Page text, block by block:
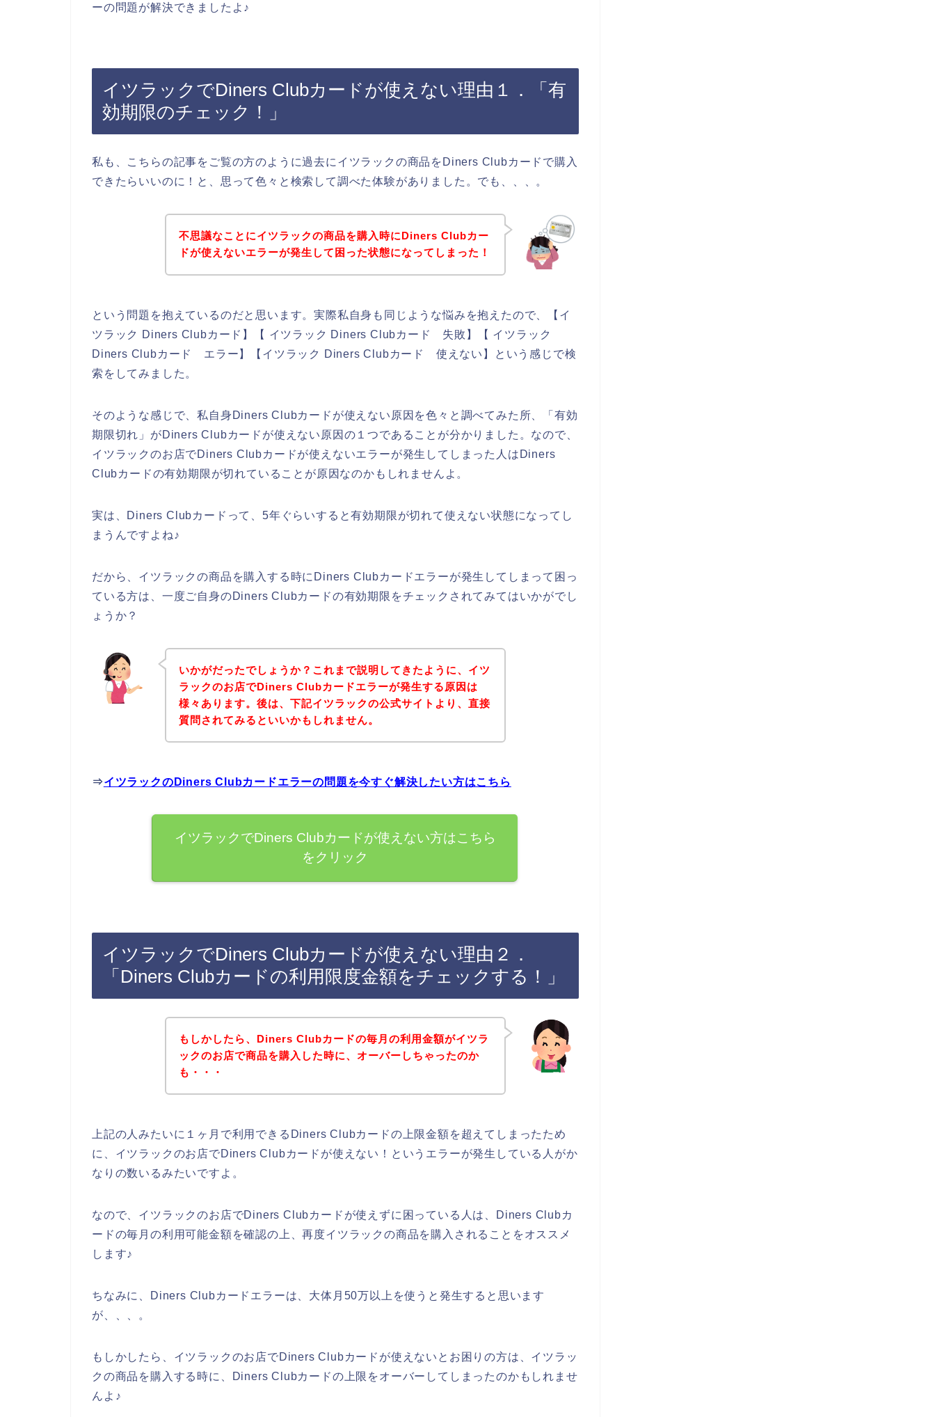
ーの問題が解決できましたよ♪
イツラックでDiners Clubカードが使えない理由１．「有
効期限のチェック！」
私も、こちらの記事をご覧の方のように過去にイツラックの商品をDiners Clubカードで購入
できたらいいのに！と、思って色々と検索して調べた体験がありました。でも、、、。
不思議なことにイツラックの商品を購入時にDiners Clubカー
ドが使えないエラーが発生して困った状態になってしまった！
という問題を抱えているのだと思います。実際私自身も同じような悩みを抱えたので、【イ
ツラック Diners Clubカード】【 イツラック Diners Clubカード 失敗】【 イツラック
Diners Clubカード エラー】【イツラック Diners Clubカード 使えない】という感じで検
索をしてみました。
そのような感じで、私自身Diners Clubカードが使えない原因を色々と調べてみた所、「有効
期限切れ」がDiners Clubカードが使えない原因の１つであることが分かりました。なので、
イツラックのお店でDiners Clubカードが使えないエラーが発生してしまった人はDiners
Clubカードの有効期限が切れていることが原因なのかもしれませんよ。
実は、Diners Clubカードって、5年ぐらいすると有効期限が切れて使えない状態になってし
まうんですよね♪
だから、イツラックの商品を購入する時にDiners Clubカードエラーが発生してしまって困っ
ている方は、一度ご自身のDiners Clubカードの有効期限をチェックされてみてはいかがでし
ょうか？
いかがだったでしょうか？これまで説明してきたように、イツ
ラックのお店でDiners Clubカードエラーが発生する原因は
様々あります。後は、下記イツラックの公式サイトより、直接
質問されてみるといいかもしれません。
⇒イツラックのDiners Clubカードエラーの問題を今すぐ解決したい方はこちら
イツラックでDiners Clubカードが使えない方はこちら
をクリック
イツラックでDiners Clubカードが使えない理由２．
「Diners Clubカードの利用限度金額をチェックする！」
もしかしたら、Diners Clubカードの毎月の利用金額がイツラ
ックのお店で商品を購入した時に、オーバーしちゃったのか
も・・・
上記の人みたいに１ヶ月で利用できるDiners Clubカードの上限金額を超えてしまったため
に、イツラックのお店でDiners Clubカードが使えない！というエラーが発生している人がか
なりの数いるみたいですよ。
なので、イツラックのお店でDiners Clubカードが使えずに困っている人は、Diners Clubカ
ードの毎月の利用可能金額を確認の上、再度イツラックの商品を購入されることをオススメ
します♪
ちなみに、Diners Clubカードエラーは、大体月50万以上を使うと発生すると思います
が、、、。
もしかしたら、イツラックのお店でDiners Clubカードが使えないとお困りの方は、イツラッ
クの商品を購入する時に、Diners Clubカードの上限をオーバーしてしまったのかもしれませ
んよ♪